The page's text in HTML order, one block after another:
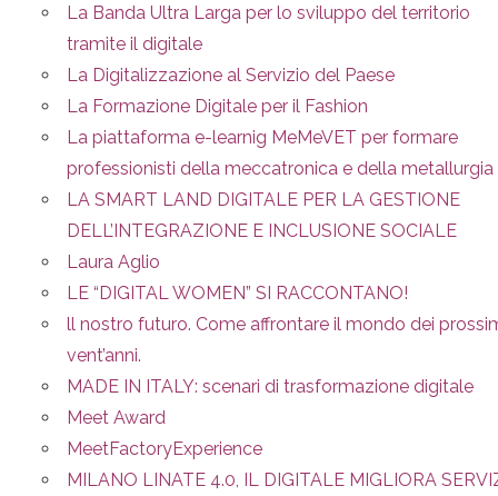
La Banda Ultra Larga per lo sviluppo del territorio
tramite il digitale
La Digitalizzazione al Servizio del Paese
La Formazione Digitale per il Fashion
La piattaforma e-learnig MeMeVET per formare
professionisti della meccatronica e della metallurgia
LA SMART LAND DIGITALE PER LA GESTIONE
DELL’INTEGRAZIONE E INCLUSIONE SOCIALE
Laura Aglio
LE “DIGITAL WOMEN” SI RACCONTANO!
ll nostro futuro. Come affrontare il mondo dei
vent’anni.
MADE IN ITALY: scenari di trasformazione digitale
Meet Award
MeetFactoryExperience
MILANO LINATE 4.0, IL DIGITALE MIGLIORA